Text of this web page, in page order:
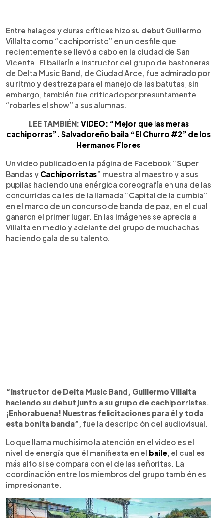
► Escuchar artículo
Entre halagos y duras críticas hizo su debut Guillermo
Villalta como “cachiporristo” en un desfile que
recientemente se llevó a cabo en la ciudad de San
Vicente. El bailarín e instructor del grupo de bastoneras
de Delta Music Band, de Ciudad Arce, fue admirado por
su ritmo y destreza para el manejo de las batutas, sin
embargo, también fue criticado por presuntamente
“robarles el show” a sus alumnas.
LEE TAMBIÉN: VIDEO: “Mejor que las meras
cachiporras”. Salvadoreño baila “El Churro #2” de los
Hermanos Flores
Un video publicado en la página de Facebook “Super
Bandas y Cachiporristas” muestra al maestro y a sus
pupilas haciendo una enérgica coreografía en una de las
concurridas calles de la llamada “Capital de la cumbia”
en el marco de un concurso de banda de paz, en el cual
ganaron el primer lugar. En las imágenes se aprecia a
Villalta en medio y adelante del grupo de muchachas
haciendo gala de su talento.
“Instructor de Delta Music Band, Guillermo Villalta
haciendo su debut junto a su grupo de cachiporristas.
¡Enhorabuena! Nuestras felicitaciones para él y toda
esta bonita banda” , fue la descripción del audiovisual.
Lo que llama muchísimo la atención en el video es el
nivel de energía que él manifiesta en el baile , el cual es
más alto si se compara con el de las señoritas. La
coordinación entre los miembros del grupo también es
impresionante.